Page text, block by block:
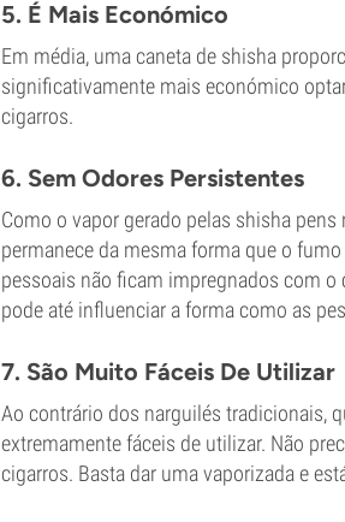
5. É Mais Económico
Em média, uma caneta de shisha
significativamente mais económico
cigarros.
6. Sem Odores Persistentes
Como o vapor gerado pelas shisha
permanece da mesma forma que o
pessoais não ficam impregnados com
pode até influenciar a forma como as
7. São Muito Fáceis De Utilizar
Ao contrário dos narguilés tradicionais,
extremamente fáceis de utilizar. Não
cigarros. Basta dar uma vaporizada e